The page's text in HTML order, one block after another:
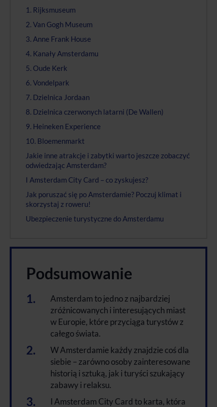
Podsumowanie
Amsterdam to jedno z najbardziej
zróżnicowanych i interesujących miast
w Europie, które przyciąga turystów z
całego świata.
W Amsterdamie każdy znajdzie coś dla
siebie – zarówno osoby zainteresowane
historią i sztuką, jak i turyści szukający
zabawy i relaksu.
I Amsterdam City Card to karta, która
1. Rijksmuseum
2. Van Gogh Museum
3. Anne Frank House
4. Kanały Amsterdamu
5. Oude Kerk
6. Vondelpark
7. Dzielnica Jordaan
8. Dzielnica czerwonych latarni (De Wallen)
9. Heineken Experience
10. Bloemenmarkt
Jakie inne atrakcje i zabytki warto jeszcze zobaczyć
odwiedzając Amsterdam?
I Amsterdam City Card – co zyskujesz?
Jak poruszać się po Amsterdamie? Poczuj klimat i
skorzystaj z roweru!
Ubezpieczenie turystyczne do Amsterdamu